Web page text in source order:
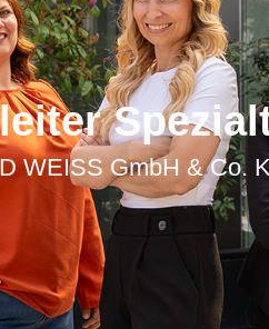
WEISS GmbH & Co.